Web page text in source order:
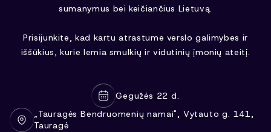
sumanymus bei keičiančius Lietuvą.
Prisijunkite, kad kartu atrastume verslo galimybes ir
iššūkius, kurie lemia smulkių ir vidutinių įmonių ateitį.
Gegužės 22 d.
„Tauragės Bendruomenių namai", Vytauto g. 141,
Tauragė